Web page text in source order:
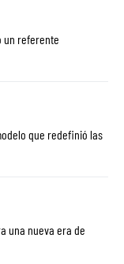
un referente
que redefinió las
una nueva era de